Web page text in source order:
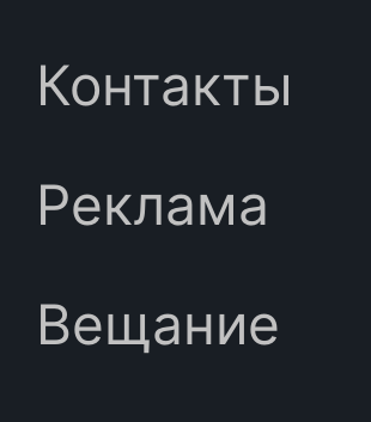
Контакты
Реклама
Вещание